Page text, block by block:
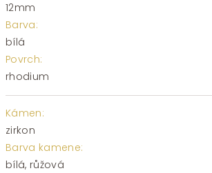
12mm
Barva:
bílá
Povrch:
rhodium
Kámen:
zirkon
Barva kamene:
bílá, růžová